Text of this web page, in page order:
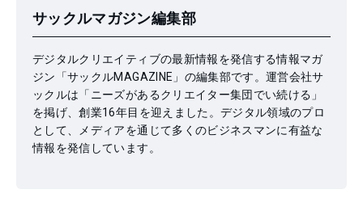
サックルマガジン編集部
デジタルクリエイティブの最新情報を発信する情報マガ
ジン「サックルMAGAZINE」の編集部です。運営会社サ
ックルは「ニーズがあるクリエイター集団でい続ける」
を掲げ、創業16年目を迎えました。デジタル領域のプロ
として、メディアを通じて多くのビジネスマンに有益な
情報を発信しています。